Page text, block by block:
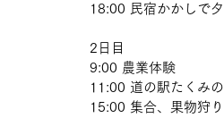
18:00 民宿かかしで
2日目
9:00 農業体験
11:00 道の駅たくみ
15:00 集合、果物狩り